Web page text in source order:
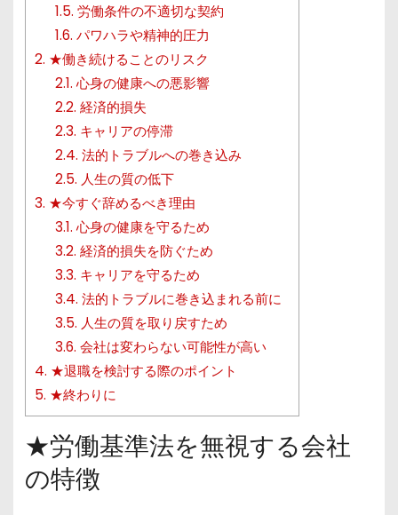
1.5. 労働条件の不適切な契約
1.6. パワハラや精神的圧力
2. ★働き続けることのリスク
2.1. 心身の健康への悪影響
2.2. 経済的損失
2.3. キャリアの停滞
2.4. 法的トラブルへの巻き込み
2.5. 人生の質の低下
3. ★今すぐ辞めるべき理由
3.1. 心身の健康を守るため
3.2. 経済的損失を防ぐため
3.3. キャリアを守るため
3.4. 法的トラブルに巻き込まれる前に
3.5. 人生の質を取り戻すため
3.6. 会社は変わらない可能性が高い
4. ★退職を検討する際のポイント
5. ★終わりに
★労働基準法を無視する会社
の特徴